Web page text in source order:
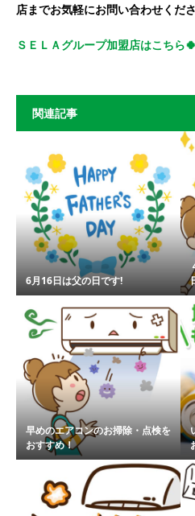
店までお気軽にお問い合わせくださ
ＳＥＬＡグループ加盟店はこちら🍀
関連記事
6月16日は父の日です!
早めのエアコンのお掃除・点検を
おすすめ！